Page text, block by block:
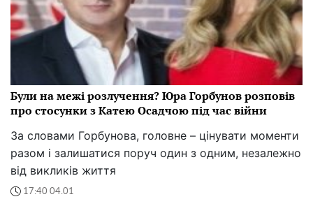
Були на межі розлучення? Юра Горбунов розповів
про стосунки з Катею Осадчою під час війни
За словами Горбунова, головне – цінувати моменти
разом і залишатися поруч один з одним, незалежно
від викликів життя
17:40 04.01